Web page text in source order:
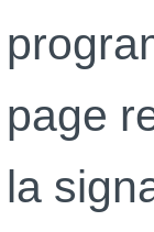
page
la